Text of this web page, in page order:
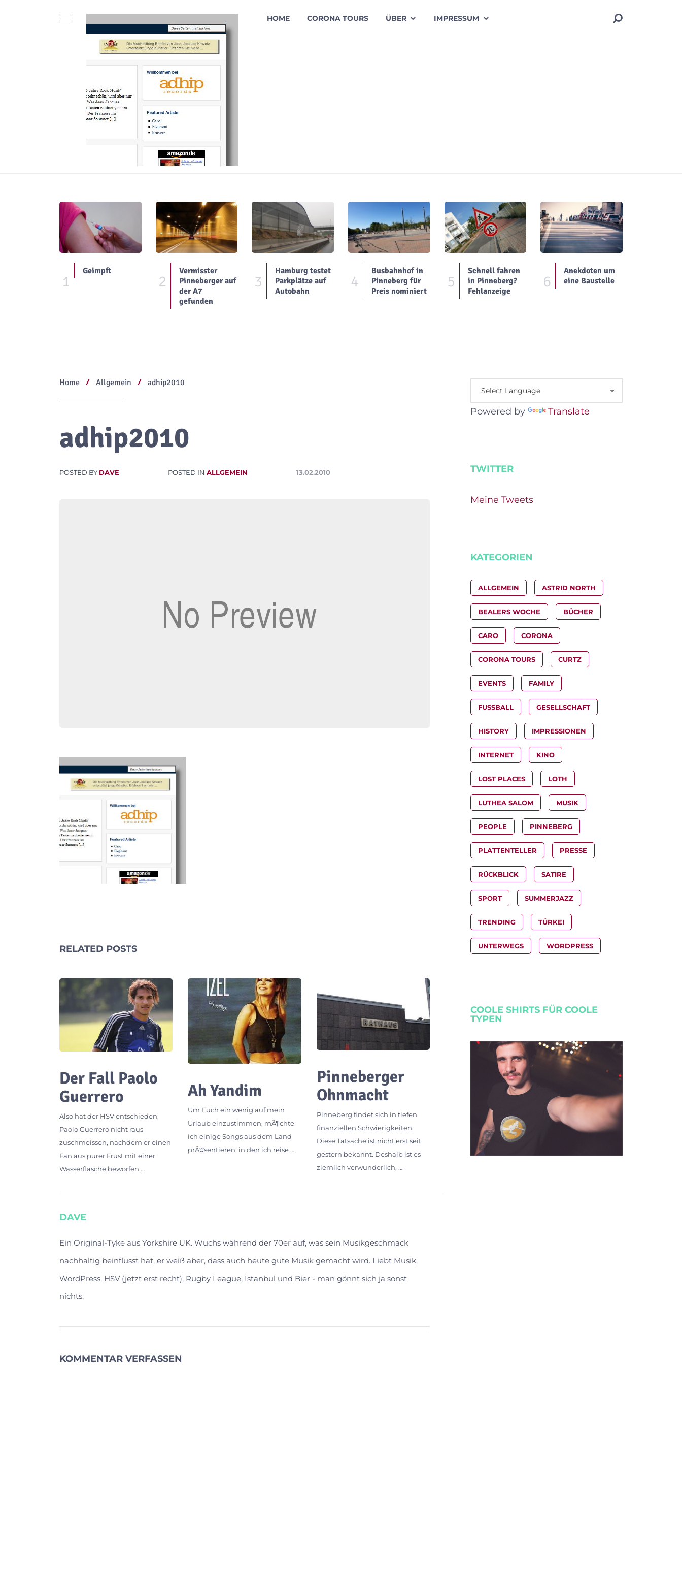
HOME CORONA TOURS ÜBER IMPRESSUM
1
Geimpft
2
Vermisster
Pinneberger auf
der A7
gefunden
3
Hamburg testet
Parkplätze auf
Autobahn
4
Busbahnhof in
Pinneberg für
Preis nominiert
5
Schnell fahren
in Pinneberg?
Fehlanzeige
6
Anekdoten um
eine Baustelle
Home Allgemein adhip2010
adhip2010
POSTED BY DAVE POSTED IN ALLGEMEIN 13.02.2010
RELATED POSTS
Der Fall Paolo
Guerrero
Also hat der HSV entschieden,
Paolo Guerrero nicht raus-
zuschmeissen, nachdem er einen
Fan aus purer Frust mit einer
Wasserflasche beworfen …
Ah Yandim
Um Euch ein wenig auf mein
Urlaub einzustimmen, mÃ¶chte
ich einige Songs aus dem Land
prÃ¤sentieren, in den ich reise …
Pinneberger
Ohnmacht
Pinneberg findet sich in tiefen
finanziellen Schwierigkeiten.
Diese Tatsache ist nicht erst seit
gestern bekannt. Deshalb ist es
ziemlich verwunderlich, …
DAVE
Ein Original-Tyke aus Yorkshire UK. Wuchs während der 70er auf, was sein Musikgeschmack
nachhaltig beinflusst hat, er weiß aber, dass auch heute gute Musik gemacht wird. Liebt Musik,
WordPress, HSV (jetzt erst recht), Rugby League, Istanbul und Bier - man gönnt sich ja sonst
nichts.
KOMMENTAR VERFASSEN
Powered by Translate
TWITTER
Meine Tweets
KATEGORIEN
ALLGEMEIN ASTRID NORTH
BEALERS WOCHE BÜCHER
CARO CORONA
CORONA TOURS CURTZ
EVENTS FAMILY
FUSSBALL GESELLSCHAFT
HISTORY IMPRESSIONEN
INTERNET KINO
LOST PLACES LOTH
LUTHEA SALOM MUSIK
PEOPLE PINNEBERG
PLATTENTELLER PRESSE
RÜCKBLICK SATIRE
SPORT SUMMERJAZZ
TRENDING TÜRKEI
UNTERWEGS WORDPRESS
COOLE SHIRTS FÜR COOLE
TYPEN